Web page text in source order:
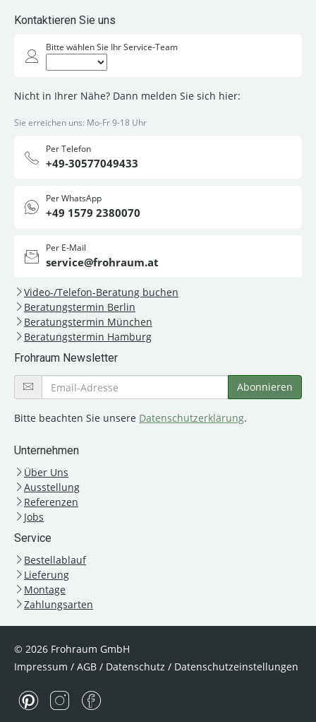
Kontaktieren Sie uns
Bitte wählen Sie Ihr Service-Team
Nicht in Ihrer Nähe? Dann melden Sie sich hier:
Sie erreichen uns: Mo-Fr 9-18 Uhr
Per Telefon
+49-30577049433
Per WhatsApp
+49 1579 2380070
Per E-Mail
service@frohraum.at
Video-/Telefon-Beratung buchen
Beratungstermin Berlin
Beratungstermin München
Beratungstermin Hamburg
Frohraum Newsletter
Bitte beachten Sie unsere Datenschutzerklärung.
Unternehmen
Über Uns
Ausstellung
Referenzen
Jobs
Service
Bestellablauf
Lieferung
Montage
Zahlungsarten
© 2026 Frohraum GmbH
Impressum / AGB / Datenschutz / Datenschutzeinstellungen